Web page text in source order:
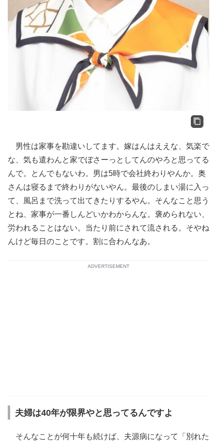
男性は家事を勘違いしてます。嫁はんはええな、気楽で
な、気も遣わんと家でぼさーっとしてんのやろと思ってる
んで。とんでもないわ。男は5時で会社終わりやんか。奥
さんは寝るまで終わりがないやん。最後のしまい湯に入っ
て、風呂まで洗って出てきたりするやん。そんなこと思う
とね、家事が一番しんどいかわからんな。褒められない、
労われることはない。当たり前にされて流される。そやね
んけど毎日のことです。割に合わんなあ。
ADVERTISEMENT
夫婦は40年が限界やと思ってるんですよ
そんなことが何十年も続けば、夫源病になって「別れた